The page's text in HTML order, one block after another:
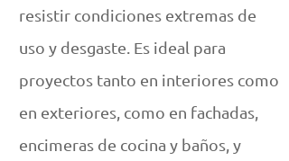
resistir condiciones extremas de
uso y desgaste. Es ideal para
proyectos tanto en interiores como
en exteriores, como en fachadas,
encimeras de cocina y baños, y